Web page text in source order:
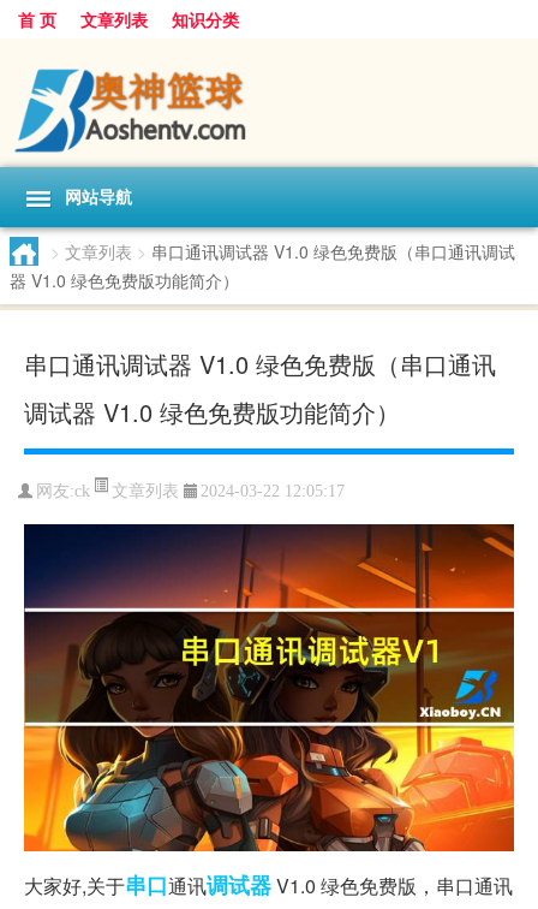
首 页 文章列表 知识分类
网站导航
> 文章列表 > 串口通讯调试器 V1.0 绿色免费版（串口通讯调试
器 V1.0 绿色免费版功能简介）
串口通讯调试器 V1.0 绿色免费版（串口通讯
调试器 V1.0 绿色免费版功能简介）
网友:ck 文章列表 2024-03-22 12:05:17
大家好,关于串口通讯调试器V1.0 绿色免费版，串口通讯